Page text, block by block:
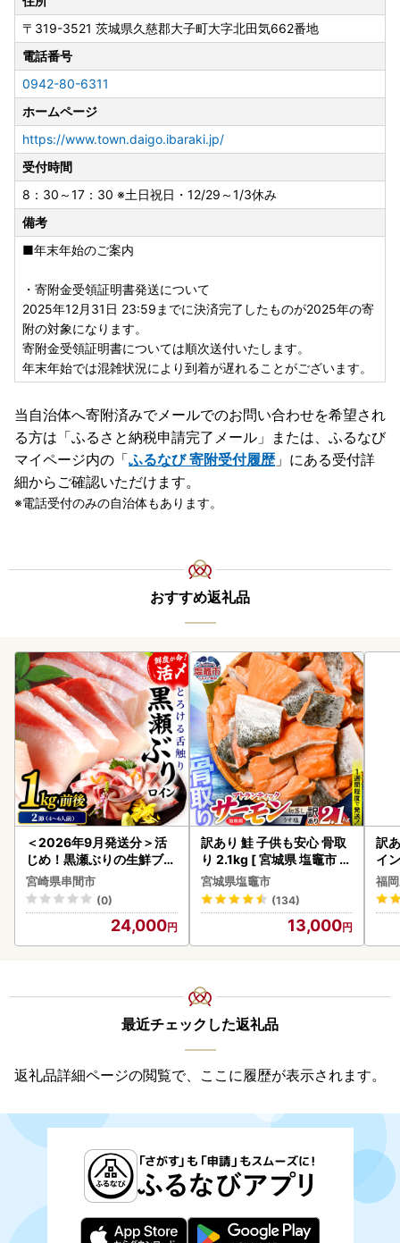
〒319-3521 茨城県久慈郡大子町大字北田気662番地
電話番号
0942-80-6311
ホームページ
https://www.town.daigo.ibaraki.jp/
受付時間
8：30～17：30 ※土日祝日・12/29～1/3休み
備考
■年末年始のご案内
・寄附金受領証明書発送について
2025年12月31日 23:59までに決済完了したものが2025年の寄
附の対象になります。
寄附金受領証明書については順次送付いたします。
年末年始では混雑状況により到着が遅れることがございます。
当自治体へ寄附済みでメールでのお問い合わせを希望され
る方は「ふるさと納税申請完了メール」 または、ふるなび
マイページ内の「ふるなび 寄附受付履歴」にある受付詳
細からご確認いただけます。
電話受付のみの自治体もあります。
おすすめ返礼品
＜2026年9月発送分＞活
じめ！黒瀬ぶりの生鮮ブリ
ロイン2節（1.0kg前後）_
K001-012-2609
宮崎県串間市
(0)
24,000
訳あり 鮭 子供も安心 骨取
り 2.1kg [ 宮城県 塩竈市 ]
鮭
宮城県塩竈市
(134)
13,000
訳
イ
福
最近チェックした返礼品
返礼品詳細ページの閲覧で、ここに履歴が表示されます。